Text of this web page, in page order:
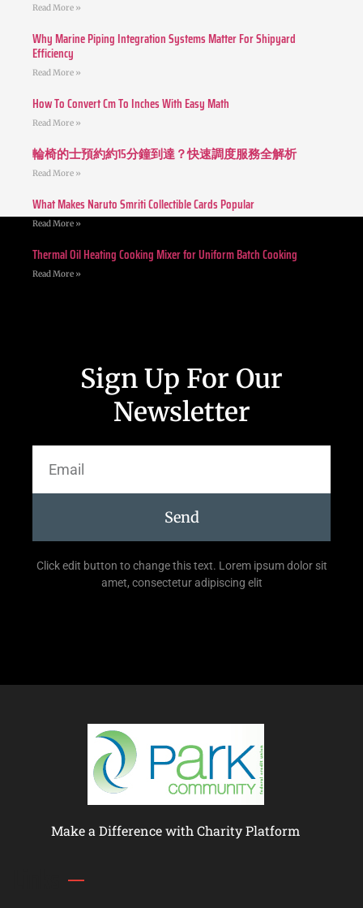
Read More »
Why Marine Piping Integration Systems Matter For Shipyard
Efficiency
Read More »
How To Convert Cm To Inches With Easy Math
Read More »
輪椅的士預約約15分鐘到達？快速調度服務全解析
Read More »
What Makes Naruto Smriti Collectible Cards Popular
Read More »
Thermal Oil Heating Cooking Mixer for Uniform Batch Cooking
Read More »
Sign Up For Our
Newsletter
Send
Click edit button to change this text. Lorem ipsum dolor sit
amet, consectetur adipiscing elit
Make a Difference with Charity Platform